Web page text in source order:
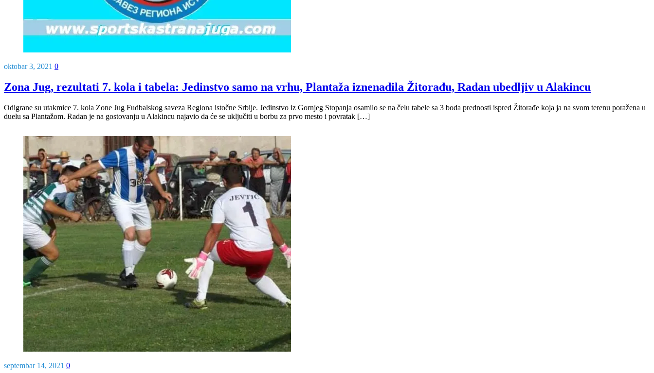
oktobar 3, 2021 0
Zona Jug, rezultati 7. kola i tabela: Jedinstvo samo na vrhu, Plantaža iznenadila Žitorađu, Radan ubedljiv u Alakincu
Odigrane su utakmice 7. kola Zone Jug Fudbalskog saveza Regiona istočne Srbije. Jedinstvo iz Gornjeg Stopanja osamilo se na čelu tabele sa 3 boda prednosti ispred Žitorađe koja ja na svom terenu poražena u
duelu sa Plantažom. Radan je na gostovanju u Alakincu najavio da će se uključiti u borbu za prvo mesto i povratak […]
septembar 14, 2021 0